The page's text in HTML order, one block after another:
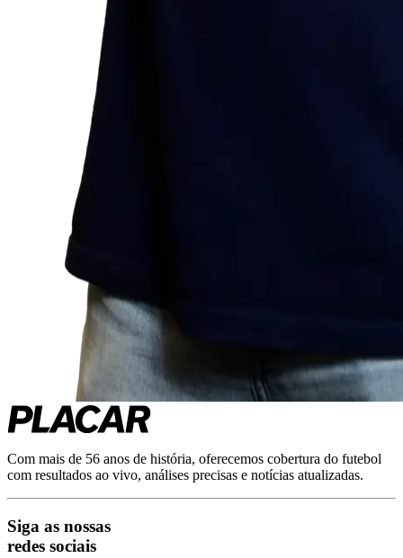
Com mais de 56 anos de história, oferecemos cobertura do futebol
com resultados ao vivo, análises precisas e notícias atualizadas.
Siga as nossas
redes sociais